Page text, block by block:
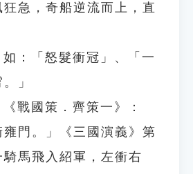
急，奇船逆流而上，直
：「怒髮衝冠」、「一
」
戰國策．齊策一》：
雍門。」《三國演義》第
馬飛入紹軍，左衝右